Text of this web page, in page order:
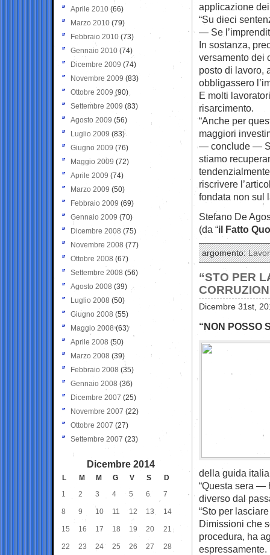
applicazione
“Su dieci
— Se
In sostanza,
versamento dei
posto di lavoro,
obbligassero
E molti
risarcimento.
“Anche per
maggiori
— conclude —
stiamo
riscrivere
fondata non sul
Stefano De
(da “il Fatto
argomento:
“STO PER
Dicembre 31st,
“NON POSSO
della guida
“Questa sera —
diverso dal
“Sto per
Dimissioni che
procedura, ha
Aprile 2010 (66)
Marzo 2010 (79)
Febbraio 2010 (73)
Gennaio 2010 (74)
Dicembre 2009 (74)
Novembre 2009 (83)
Ottobre 2009 (90)
Settembre 2009 (83)
Agosto 2009 (56)
Luglio 2009 (83)
Giugno 2009 (76)
Maggio 2009 (72)
Aprile 2009 (74)
Marzo 2009 (50)
Febbraio 2009 (69)
Gennaio 2009 (70)
Dicembre 2008 (75)
Novembre 2008 (77)
Ottobre 2008 (67)
Settembre 2008 (56)
Agosto 2008 (39)
Luglio 2008 (50)
Giugno 2008 (55)
Maggio 2008(63)
Aprile 2008 (50)
Marzo 2008 (39)
Febbraio 2008 (35)
Gennaio 2008 (36)
Dicembre 2007 (25)
Novembre 2007 (22)
Ottobre 2007 (27)
Settembre 2007 (23)
Dicembre 2014
L M M G V S
D
1
2 3 4 5 6 7
8 9 10 11 12 13 14
15 16 17 18 19 20 21
22 23 24 25 26 27 28